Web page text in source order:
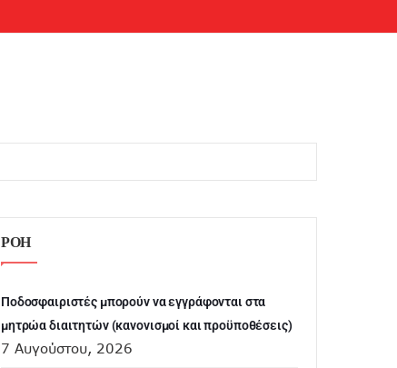
ΡΟΗ
Ποδοσφαιριστές μπορούν να εγγράφονται στα
μητρώα διαιτητών (κανονισμοί και προϋποθέσεις)
7 Αυγούστου, 2026